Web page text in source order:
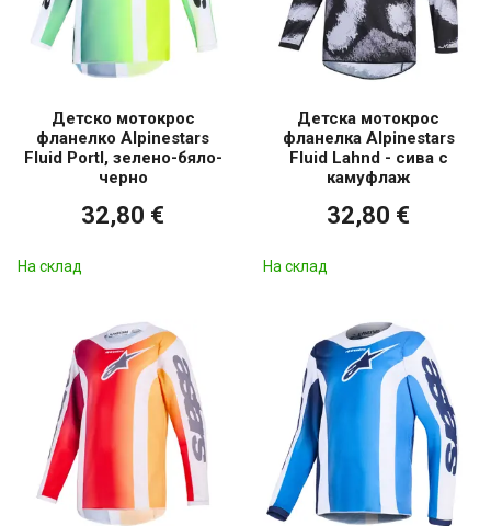
Детско мотокрос
фланелко Alpinestars
Fluid Portl, зелено-бяло-
черно
32,80 €
На склад
Детска мотокрос
фланелка Alpinestars
Fluid Lahnd - сива с
камуфлаж
32,80 €
На склад